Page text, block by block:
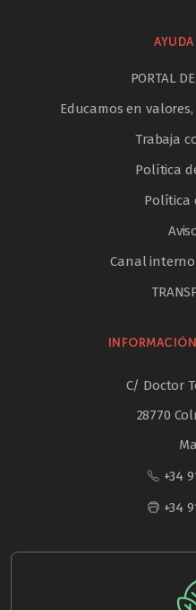
PORTAL
Educamos en
Trabaja
Política
Política
Canal
C/ Doctor
28770
+34
+34